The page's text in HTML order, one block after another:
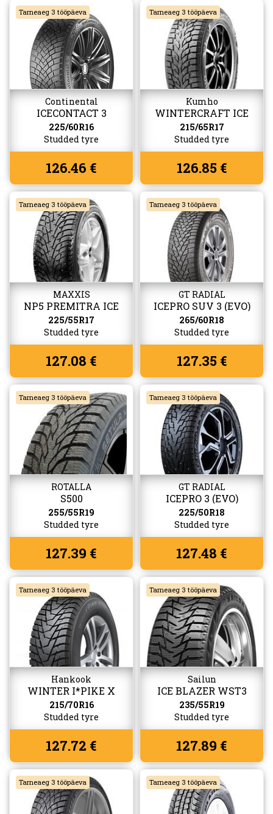
Tarneaeg 3 tööpäeva
Continental
ICECONTACT 3
225/60R16
Studded tyre
126.46 €
Tarneaeg 3 tööpäeva
Kumho
WINTERCRAFT ICE
WI32
215/65R17
Studded tyre
126.85 €
Tarneaeg 3 tööpäeva
MAXXIS
NP5 PREMITRA ICE
225/55R17
Studded tyre
127.08 €
Tarneaeg 3 tööpäeva
GT RADIAL
ICEPRO SUV 3 (EVO)
265/60R18
Studded tyre
127.35 €
Tarneaeg 3 tööpäeva
ROTALLA
S500
255/55R19
Studded tyre
127.39 €
Tarneaeg 3 tööpäeva
GT RADIAL
ICEPRO 3 (EVO)
225/50R18
Studded tyre
127.48 €
Tarneaeg 3 tööpäeva
Hankook
WINTER I*PIKE X
(W429A)
215/70R16
Studded tyre
127.72 €
Tarneaeg 3 tööpäeva
Sailun
ICE BLAZER WST3
235/55R19
Studded tyre
127.89 €
Tarneaeg 3 tööpäeva Tarneaeg 3 tööpäeva